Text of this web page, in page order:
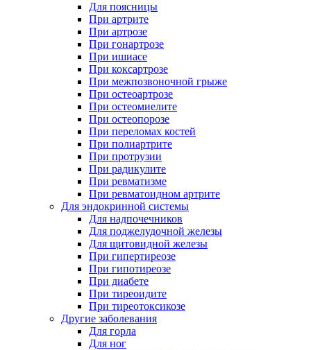
Для поясницы
При артрите
При артрозе
При гонартрозе
При ишиасе
При коксартрозе
При межпозвоночной грыже
При остеоартрозе
При остеомиелите
При остеопорозе
При переломах костей
При полиартрите
При протрузии
При радикулите
При ревматизме
При ревматоидном артрите
Для эндокринной системы
Для надпочечников
Для поджелудочной железы
Для щитовидной железы
При гипертиреозе
При гипотиреозе
При диабете
При тиреоидите
При тиреотоксикозе
Другие заболевания
Для горла
Для ног